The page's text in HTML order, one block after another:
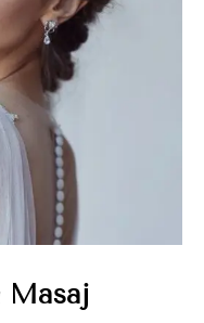
Masaj